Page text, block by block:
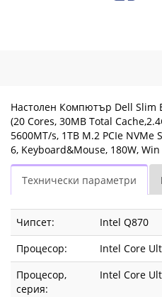
Win
11Pro,
3Y
PS
|
Fly.bg
Настолен Компютър Dell Slim
(20 Cores, 30MB Total
5600MT/s, 1TB M.2 PCIe NVMe
6, Keyboard&Mouse, 180W, Win
Технически параметри
Чипсет:
Intel Q870
Процесор:
Intel Core
Процесор,
серия:
Intel Core